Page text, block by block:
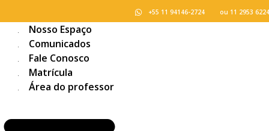
+55 11 94146-2724 ou 11 2953 6224
Nosso Espaço
Comunicados
Fale Conosco
Matrícula
Área do professor